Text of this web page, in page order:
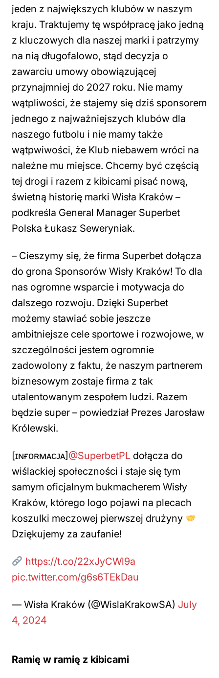
jeden z największych klubów w naszym
kraju. Traktujemy tę współpracę jako jedną
z kluczowych dla naszej marki i patrzymy
na nią długofalowo, stąd decyzja o
zawarciu umowy obowiązującej
przynajmniej do 2027 roku. Nie mamy
wątpliwości, że stajemy się dziś sponsorem
jednego z najważniejszych klubów dla
naszego futbolu i nie mamy także
wątpwiwości, że Klub niebawem wróci na
należne mu miejsce. Chcemy być częścią
tej drogi i razem z kibicami pisać nową,
świetną historię marki Wisła Kraków –
podkreśla General Manager Superbet
Polska Łukasz Seweryniak.
– Cieszymy się, że firma Superbet dołącza
do grona Sponsorów Wisły Kraków! To dla
nas ogromne wsparcie i motywacja do
dalszego rozwoju. Dzięki Superbet
możemy stawiać sobie jeszcze
ambitniejsze cele sportowe i rozwojowe, w
szczególności jestem ogromnie
zadowolony z faktu, że naszym partnerem
biznesowym zostaje firma z tak
utalentowanym zespołem ludzi. Razem
będzie super – powiedział Prezes Jarosław
Królewski.
[ɪɴғᴏʀᴍᴀᴄᴊᴀ]@SuperbetPL dołącza do
wiślackiej społeczności i staje się tym
samym oficjalnym bukmacherem Wisły
Kraków, którego logo pojawi na plecach
koszulki meczowej pierwszej drużyny
Dziękujemy za zaufanie!
https://t.co/22xJyCWl9a
pic.twitter.com/g6s6TEkDau
— Wisła Kraków (@WislaKrakowSA) July
4, 2024
Ramię w ramię z kibicami